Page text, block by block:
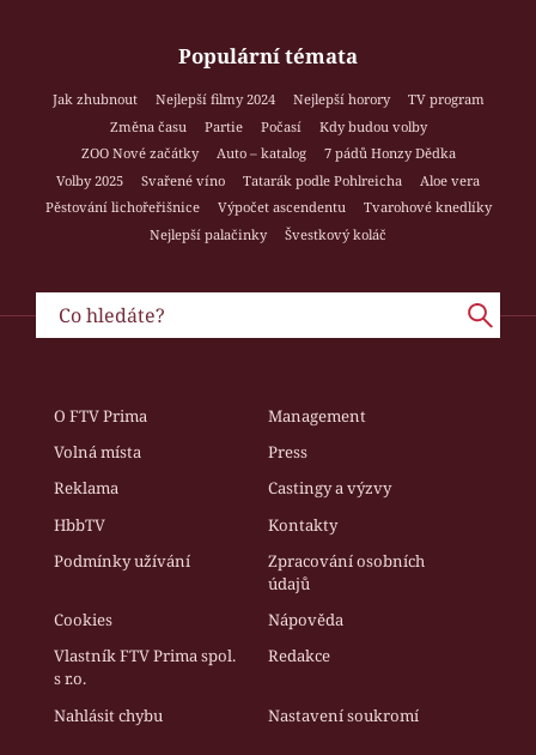
Populární témata
Jak zhubnout Nejlepší filmy 2024 Nejlepší horory
TV program
Změna času
Partie Počasí
Kdy budou volby
ZOO Nové začátky
Auto – katalog
7 pádů Honzy Dědka
Volby 2025
Svařené víno Tatarák podle Pohlreicha
Aloe vera
Pěstování lichořeřišnice
Výpočet ascendentu
Tvarohové knedlíky
Nejlepší palačinky
Švestkový koláč
O FTV Prima
Management
Volná místa
Press
Reklama
Castingy a výzvy
HbbTV
Kontakty
Podmínky užívání
Zpracování osobních
údajů
Cookies
Nápověda
Vlastník FTV Prima spol.
s r.o.
Redakce
Nahlásit chybu Nastavení soukromí